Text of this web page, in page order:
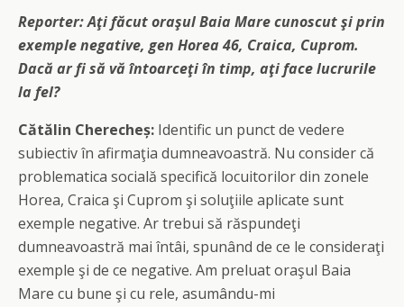
Reporter:Aţi făcut oraşul Baia Mare cunoscut şi prin
exemple negative, gen Horea 46, Craica, Cuprom.
Dacă ar fi să vă întoarceţi în timp, aţi face lucrurile
la fel?
Cătălin Cherecheș: Identific un punct de vedere
subiectiv în afirmaţia dumneavoastră. Nu consider că
problematica socială specifică locuitorilor din zonele
Horea, Craica şi Cuprom şi soluţiile aplicate sunt
exemple negative. Ar trebui să răspundeţi
dumneavoastră mai întâi, spunând de ce le consideraţi
exemple şi de ce negative. Am preluat oraşul Baia
Mare cu bune şi cu rele, asumându-mi